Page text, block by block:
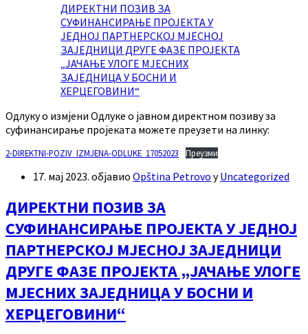
ДИРЕКТНИ ПОЗИВ ЗА
СУФИНАНСИРАЊЕ ПРОЈЕКТА У
ЈЕДНОЈ ПАРТНЕРСКОЈ МЈЕСНОЈ
ЗАЈЕДНИЦИ ДРУГЕ ФАЗЕ ПРОЈЕКТА
„ЈАЧАЊЕ УЛОГЕ МЈЕСНИХ
ЗАЈЕДНИЦА У БОСНИ И
ХЕРЦЕГОВИНИ“
Одлуку о измјени Одлуке о јавном директном позиву за
суфинансирање пројеката можете преузети на линку:
2-DIREKTNI-POZIV_IZMJENA-ODLUKE_17052023 Преузми
17. мај 2023. објавио Opština Petrovo уUncategorized
ДИРЕКТНИ ПОЗИВ ЗА
СУФИНАНСИРАЊЕ ПРОЈЕКТА У ЈЕДНОЈ
ПАРТНЕРСКОЈ МЈЕСНОЈ ЗАЈЕДНИЦИ
ДРУГЕ ФАЗЕ ПРОЈЕКТА „ЈАЧАЊЕ УЛОГЕ
МЈЕСНИХ ЗАЈЕДНИЦА У БОСНИ И
ХЕРЦЕГОВИНИ“